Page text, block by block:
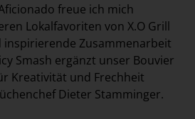
freue ich mich
Lokalfavoriten von X.O Grill
inspirierende Zusammenarbeit
Smash ergänzt unser Bouvier
Kreativität und Frechheit
Dieter Stamminger.